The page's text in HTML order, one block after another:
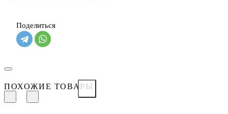
Поделиться
ПОХОЖИЕ ТОВАРЫ